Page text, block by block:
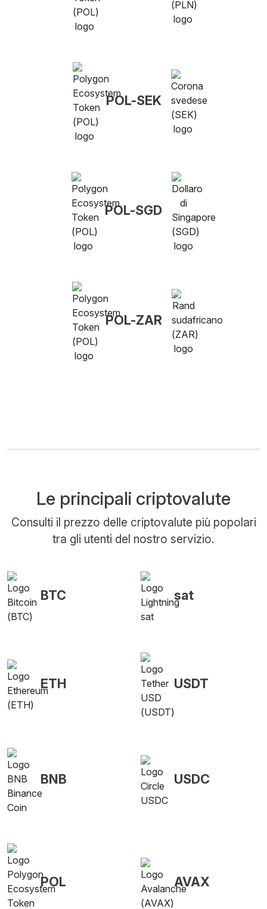
POL-SEK
POL-SGD
POL-ZAR
Le principali criptovalute
Consulti il prezzo delle criptovalute più popolari
tra gli utenti del nostro servizio.
BTC sat
ETH USDT
BNB USDC
POL AVAX